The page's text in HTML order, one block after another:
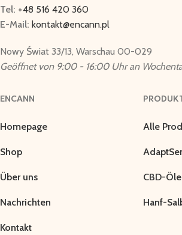
Tel: +48 516 420 360
E-Mail: kontakt@encann.pl
Nowy Świat 33/13, Warschau 00-029
Geöffnet von 9:00 - 16:00 Uhr an
ENCANN
Homepage
Shop
Über uns
Nachrichten
Kontakt
Alle
CBD-Öle
Hanf-